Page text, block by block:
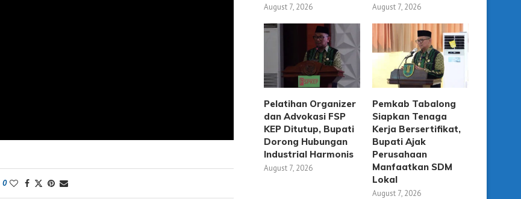
0
August 7, 2026 August 7, 2026
Pelatihan Organizer
dan Advokasi FSP
KEP Ditutup, Bupati
Dorong Hubungan
Industrial Harmonis
August 7, 2026
Pemkab Tabalong
Siapkan Tenaga
Kerja Bersertifikat,
Bupati Ajak
Perusahaan
Manfaatkan SDM
Lokal
August 7, 2026